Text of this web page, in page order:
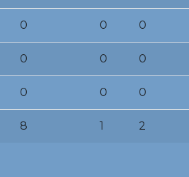
0 0 0
0 0 0
0 0 0
8 1 2